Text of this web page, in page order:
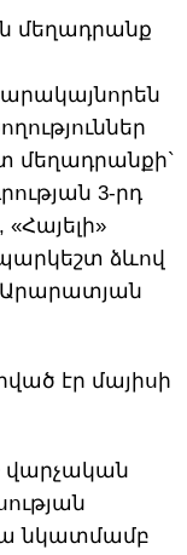
մեղադրանք
մեղադրանքի`
3-րդ
ձևով
Արարատյան
էր մայիսի
վարչական
նկատմամբ